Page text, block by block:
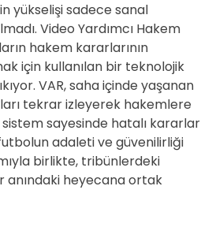
yükselişi sadece sanal
Video Yardımcı Hakem
hakem kararlarının
için kullanılan bir teknolojik
VAR, saha içinde yaşanan
tekrar izleyerek hakemlere
sistem sayesinde hatalı kararlar
adaleti ve güvenilirliği
birlikte, tribünlerdeki
heyecana ortak